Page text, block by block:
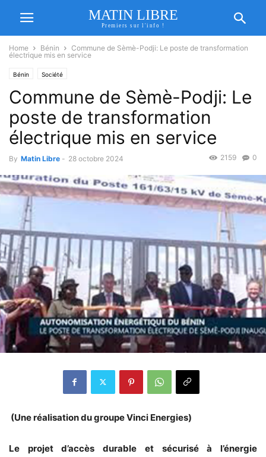
MATIN LIBRE
Premiers sur l'info !
Home Bénin
Commune de Sèmè-Podji: Le poste de transformation
électrique mis en service
Bénin Société
Commune de Sèmè-Podji: Le
poste de transformation
électrique mis en service
By Matin Libre - 28 octobre 2024 0
2159
(Une réalisation du groupe Vinci Energies)
Le projet d’accès durable et sécurisé à l’énergie